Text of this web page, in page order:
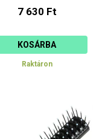
7 630 Ft
KOSÁRBA
Raktáron